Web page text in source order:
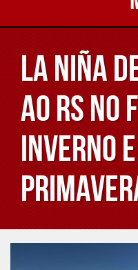
La Niña
ao RS no
inverno